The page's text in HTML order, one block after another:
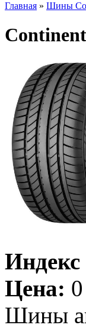
Главная » Шины
Индекс
Цена:
Шины